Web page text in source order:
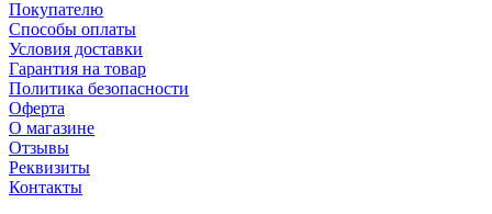
Покупателю
Способы оплаты
Условия доставки
Гарантия на товар
Политика безопасности
Оферта
О магазине
Отзывы
Реквизиты
Контакты